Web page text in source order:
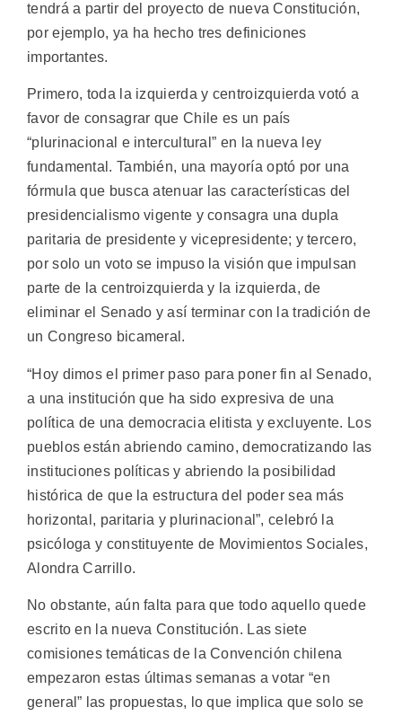
tendrá a partir del proyecto de nueva Constitución,
por ejemplo, ya ha hecho tres definiciones
importantes.
Primero, toda la izquierda y centroizquierda votó a
favor de consagrar que Chile es un país
“plurinacional e intercultural” en la nueva ley
fundamental. También, una mayoría optó por una
fórmula que busca atenuar las características del
presidencialismo vigente y consagra una dupla
paritaria de presidente y vicepresidente; y tercero,
por solo un voto se impuso la visión que impulsan
parte de la centroizquierda y la izquierda, de
eliminar el Senado y así terminar con la tradición de
un Congreso bicameral.
“Hoy dimos el primer paso para poner fin al Senado,
a una institución que ha sido expresiva de una
política de una democracia elitista y excluyente. Los
pueblos están abriendo camino, democratizando las
instituciones políticas y abriendo la posibilidad
histórica de que la estructura del poder sea más
horizontal, paritaria y plurinacional”, celebró la
psicóloga y constituyente de Movimientos Sociales,
Alondra Carrillo.
No obstante, aún falta para que todo aquello quede
escrito en la nueva Constitución. Las siete
comisiones temáticas de la Convención chilena
empezaron estas últimas semanas a votar “en
general” las propuestas, lo que implica que solo se